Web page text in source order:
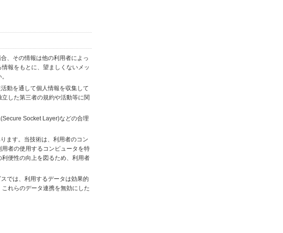
、その情報は他の利用者によっ
報をもとに、望ましくないメッ
動を通して個人情報を収集して
した第三者の規約や活動等に関
Socket Layer)などの合理
ます。当技術は、利用者のコン
者の使用するコンピュータを特
便性の向上を図るため、利用者
では、利用するデータは効果的
れらのデータ連携を無効にした